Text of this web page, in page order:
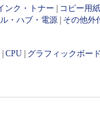
ンク・トナー コピー用
・ハブ・電源 その他外
|CPU グラフィックボード